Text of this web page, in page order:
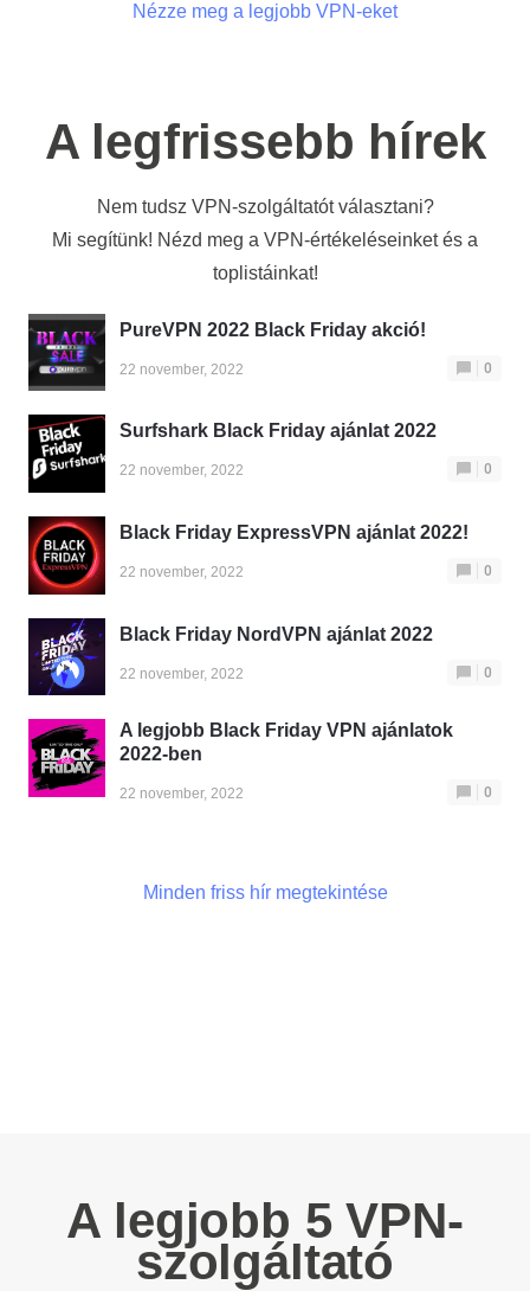
Nézze meg a legjobb VPN-eket
A legfrissebb hírek
Nem tudsz VPN-szolgáltatót választani?
Mi segítünk! Nézd meg a VPN-értékeléseinket és a
toplistáinkat!
PureVPN 2022 Black Friday akció!
22 november, 2022 0
Surfshark Black Friday ajánlat 2022
22 november, 2022 0
Black Friday ExpressVPN ajánlat 2022!
22 november, 2022 0
Black Friday NordVPN ajánlat 2022
22 november, 2022 0
A legjobb Black Friday VPN ajánlatok
2022-ben
22 november, 2022 0
Minden friss hír megtekintése
A legjobb 5 VPN-
szolgáltató